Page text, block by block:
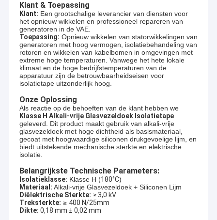
Klant & Toepassing
Klant: Een grootschalige leverancier van diensten voor
het opnieuw wikkelen en professioneel repareren van
generatoren in de VAE.
Toepassing: Opnieuw wikkelen van statorwikkelingen van
generatoren met hoog vermogen, isolatiebehandeling van
rotoren en wikkelen van kabelbomen in omgevingen met
extreme hoge temperaturen. Vanwege het hete lokale
klimaat en de hoge bedrijfstemperaturen van de
apparatuur zijn de betrouwbaarheidseisen voor
isolatietape uitzonderlijk hoog.
Onze Oplossing
Als reactie op de behoeften van de klant hebben we
Klasse H Alkali-vrije Glasvezeldoek Isolatietape
geleverd. Dit product maakt gebruik van alkali-vrije
glasvezeldoek met hoge dichtheid als basismateriaal,
gecoat met hoogwaardige siliconen drukgevoelige lijm, en
biedt uitstekende mechanische sterkte en elektrische
isolatie.
Belangrijkste Technische Parameters:
Isolatieklasse: Klasse H (180°C)
Materiaal: Alkali-vrije Glasvezeldoek + Siliconen Lijm
Diëlektrische Sterkte: ≥ 3,0 kV
Treksterkte: ≥ 400 N/25mm
Dikte: 0,18 mm ± 0,02 mm